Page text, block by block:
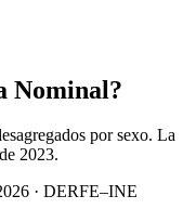
Nominal?
por sexo. La
2023.
· DERFE–INE